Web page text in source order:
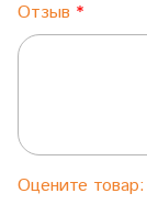
Отзыв
Оцените товар: